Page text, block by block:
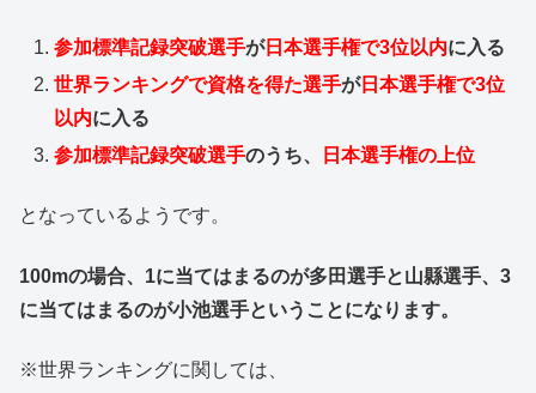
参加標準記録突破選手が日本選手権で3位以内に入る
世界ランキングで資格を得た選手が日本選手権で3位
以内に入る
参加標準記録突破選手のうち、 日本選手権の上位
となっているようです。
100mの場合、1に当てはまるのが多田選手と山縣選手、3
に当てはまるのが小池選手ということになります。
※世界ランキングに関しては、